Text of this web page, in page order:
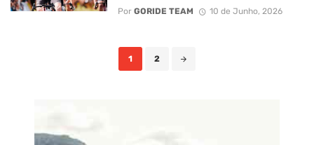
Por GORIDE TEAM 10 de Junho, 2026
1 2